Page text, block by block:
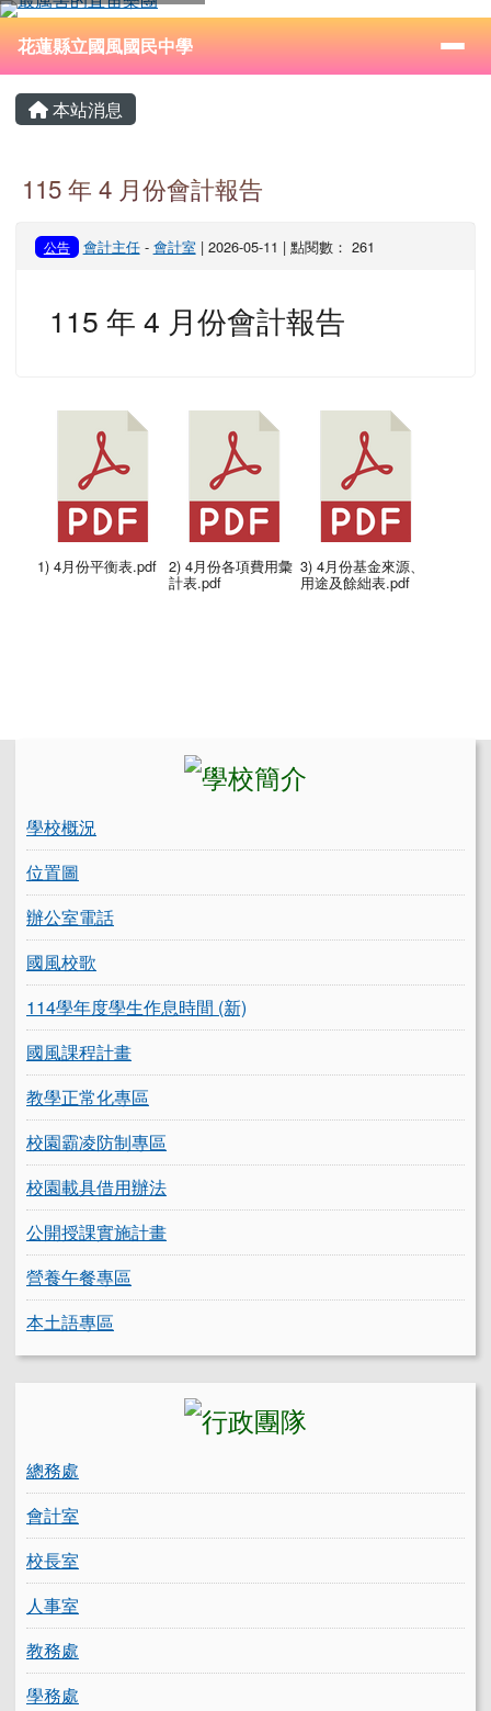
跳至主內容區
花蓮縣立國風國民中學
⏸
導覽列
花蓮縣立國風國民中學
主內容區域
本站消息
115 年 4 月份會計報告
公告 會計主任- 會計室 | 2026-05-11 | 點閱數： 261
115 年 4 月份會計報告
1) 4月份平衡表.pdf 2) 4月份各項費用彙
計表.pdf
3) 4月份基金來源、
用途及餘絀表.pdf
學校概況
位置圖
辦公室電話
國風校歌
114學年度學生作息時間 (新)
國風課程計畫
教學正常化專區
校園霸凌防制專區
校園載具借用辦法
公開授課實施計畫
營養午餐專區
本土語專區
總務處
會計室
校長室
人事室
教務處
學務處
頁尾區域